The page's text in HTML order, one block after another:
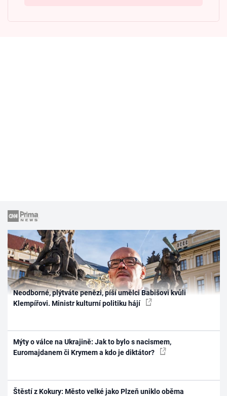
Neodborné, plýtváte penězi, píší umělci Babišovi kvůli
Klempířovi. Ministr kulturní politiku hájí
Mýty o válce na Ukrajině: Jak to bylo s nacismem,
Euromajdanem či Krymem a kdo je diktátor?
Štěstí z Kokury: Město velké jako Plzeň uniklo oběma